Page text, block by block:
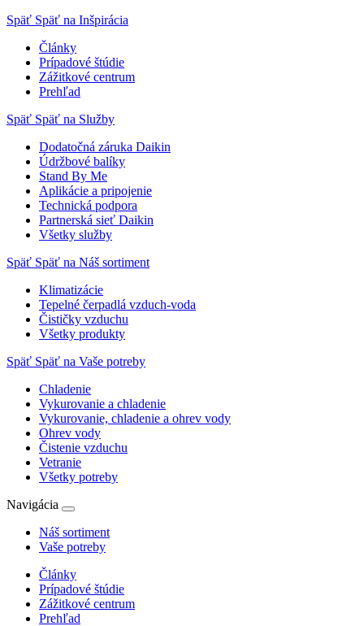
Späť Späť na Inšpirácia
Články
Prípadové štúdie
Zážitkové centrum
Prehľad
Späť Späť na Služby
Dodatočná záruka Daikin
Údržbové balíky
Stand By Me
Aplikácie a pripojenie
Technická podpora
Partnerská sieť Daikin
Všetky služby
Späť Späť na Náš sortiment
Klimatizácie
Tepelné čerpadlá vzduch-voda
Čističky vzduchu
Všetky produkty
Späť Späť na Vaše potreby
Chladenie
Vykurovanie a chladenie
Vykurovanie, chladenie a ohrev vody
Ohrev vody
Čistenie vzduchu
Vetranie
Všetky potreby
Navigácia
Náš sortiment
Vaše potreby
Články
Prípadové štúdie
Zážitkové centrum
Prehľad